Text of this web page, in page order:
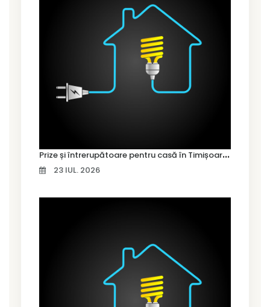
P
rize și întrerupătoare pentru casă în Timișoara – cum alegi variantele potrivite
23 IUL. 2026